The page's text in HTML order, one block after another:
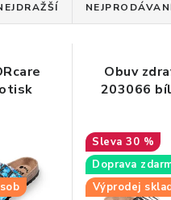
Obuv
203066
30 %
Doprava
Výprodej